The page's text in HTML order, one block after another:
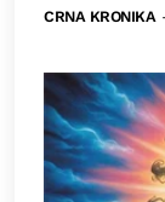
CRNA KRONIKA